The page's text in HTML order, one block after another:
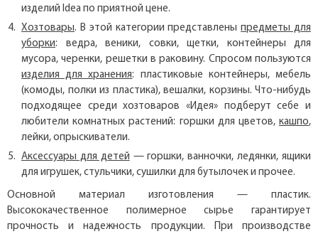
изделий Idea по приятной цене.
Хозтовары. В этой категории представленыпредметы для
уборки: ведра, веники, совки, щетки, контейнеры для
мусора, черенки, решетки в раковину. Спросом пользуются
изделия для хранения: пластиковые контейнеры, мебель
(комоды, полки из пластика), вешалки, корзины. Что-нибудь
подходящее среди хозтоваров «Идея» подберут себе и
любители комнатных растений: горшки для цветов, кашпо,
лейки, опрыскиватели.
Аксессуары для детей — горшки, ванночки, ледянки, ящики
для игрушек, стульчики, сушилки для бутылочек и прочее.
Основной материал изготовления — пластик.
Высококачественное полимерное сырье гарантирует
прочность и надежность продукции. При производстве